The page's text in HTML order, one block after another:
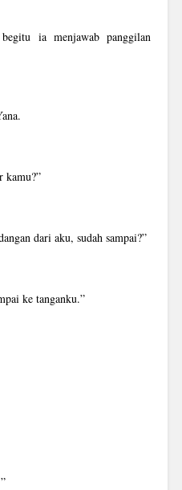
ia menjawab panggilan
kamu?”
dari aku, sudah sampai?”
ke tanganku.”